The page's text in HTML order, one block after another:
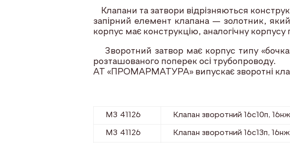
Клапани та затвори відрізняються
запірний елемент клапана — золотник,
корпус має конструкцію, аналогічну корпусу
Зворотний затвор має корпус типу
розташованого поперек осі трубопроводу.
АТ «ПРОМАРМАТУРА» випускає зворотні
МЗ 41126 Клапан зворотний 16с10п,
МЗ 41126 Клапан зворотний 16с13п,